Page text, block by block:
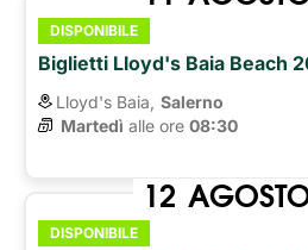
DISPONIBILE
Biglietti Lloyd's Baia Beach
Lloyd's Baia, Salerno
Martedì alle ore 08:30
12
DISPONIBILE